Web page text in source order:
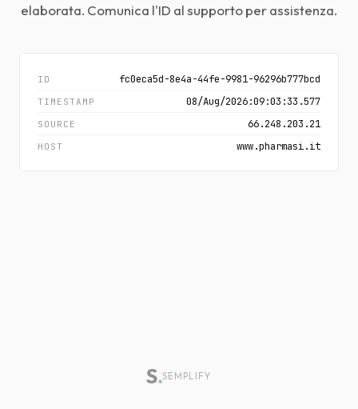
elaborata. Comunica l'ID al supporto per assistenza.
ID fc0eca5d-8e4a-44fe-9981-96296b777bcd
TIMESTAMP 08/Aug/2026:09:03:33.577
SOURCE 66.248.203.21
HOST www.pharmasi.it
SEMPLIFY